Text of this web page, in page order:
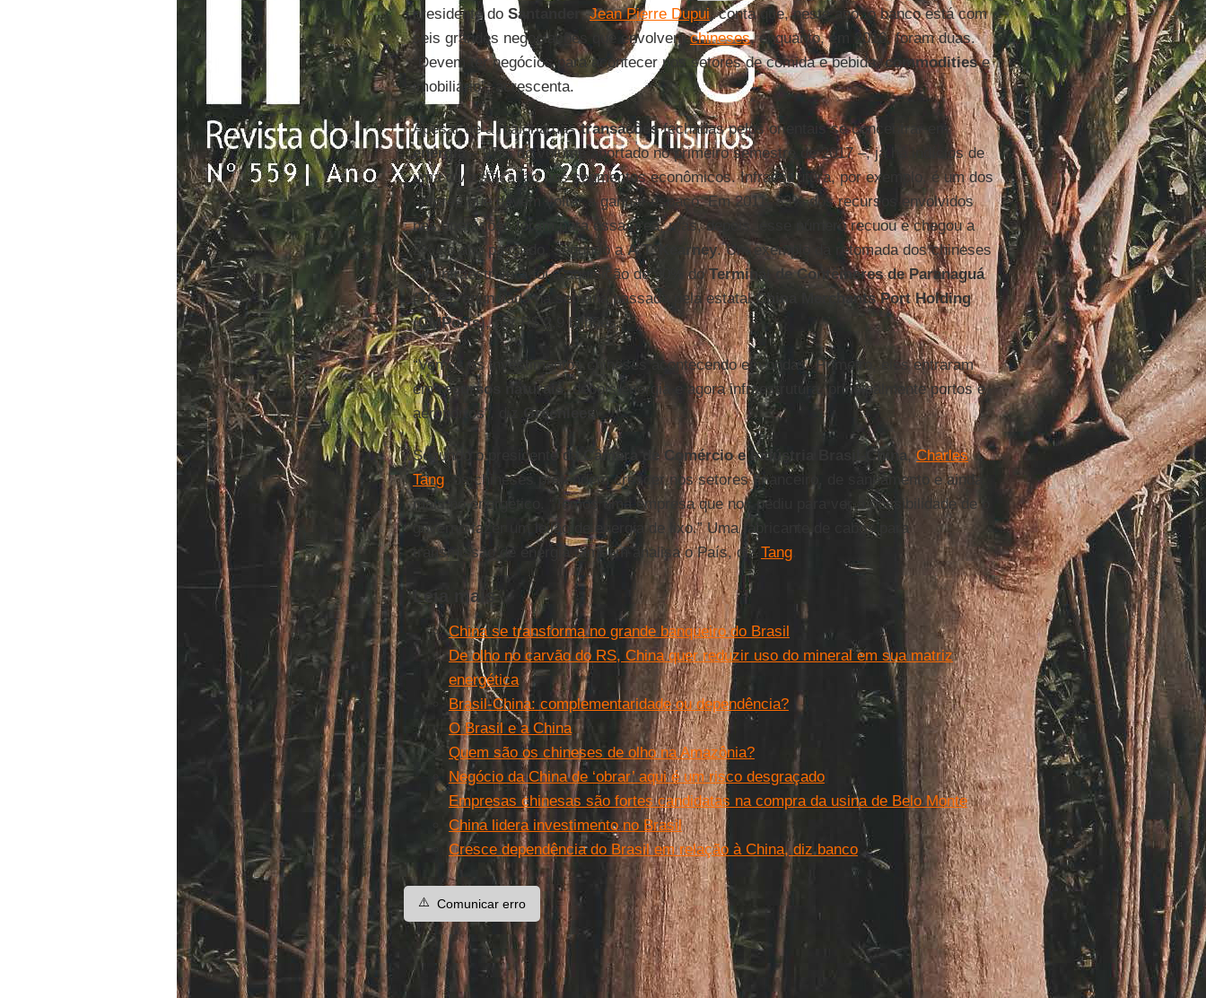
presidente do Santander ,Jean Pierre Dupui, conta que, neste ano, o banco está com
seis grandes negociações que envolvemchineses, enquanto, em 2016, foram duas.
“Devem ter negócios para acontecer nos setores de comida e bebida,commoditiese
imobiliário”, acrescenta.
Apesar de a maioria dastransaçõesfechadas pelos orientais se concentrar em
energia– 97% do volume aportado no primeiro semestre de 2017 –, já há indícios de
uma diversificação nos segmentos econômicos. Infraestrutura, por exemplo, é um dos
setores que devem voltar a ganhar espaço. Em 2011, 33% dos recursos envolvidos
nas operações foram para essa área, mas, depois, esse número recuou e chegou a
2% no ano passado, segundo aA.T. Kearney. Um exemplo da retomada dos chineses
em infraestrutura foi a aquisição de 90% doTerminal de Contêineres de Paranaguá
(TCP), anunciada na semana passada pela estatalChina Merchants Port Holding
(CMPorts), por R$ 2,9 bilhões.
“Vemos os investimentos chineses acontecendo em ondas. Primeiro, eles entraram
emrecursos naturais , depois energia e agora infraestrutura, principalmente portos e
aeroportos”, diz Greenlees
Segundo o presidente daCâmara de Comércio e Indústria Brasil-China,Charles
Tang, os chineses pretendem crescer nos setores financeiro, de saneamento e ainda
mais no energético. “Temos uma empresa que nos pediu para ver a possibilidade de o
governo fazer um leilão de energia de lixo.” Uma fabricante de cabos para
transmissão de energia também analisa o País, dizTang.
Leia mais
China se transforma no grande banqueiro do Brasil
De olho no carvão do RS, China quer reduzir uso do mineral em sua matriz
energética
Brasil-China: complementaridade ou dependência?
O Brasil e a China
Quem são os chineses de olho na Amazônia?
Negócio da China de ‘obrar’ aqui é um risco desgraçado
Empresas chinesas são fortes candidatas na compra da usina de Belo Monte
China lidera investimento no Brasil
Cresce dependência do Brasil em relação à China, diz banco
⚠️ Comunicar erro